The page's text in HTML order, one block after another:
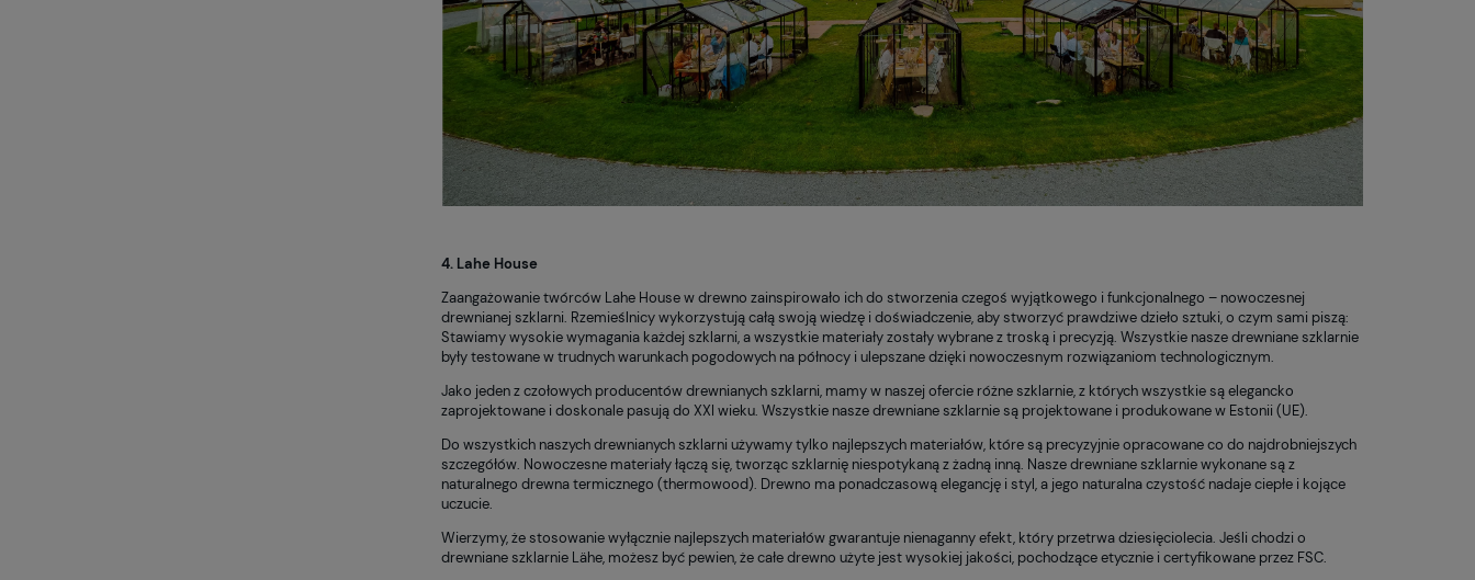
4. Lahe House
Zaangażowanie twórców Lahe House w drewno zainspirowało ich do stworzenia czegoś wyjątkowego i funkcjonalnego – nowoczesnej
drewnianej szklarni. Rzemieślnicy wykorzystują całą swoją wiedzę i doświadczenie, aby stworzyć prawdziwe dzieło sztuki, o czym sami piszą:
Stawiamy wysokie wymagania każdej szklarni, a wszystkie materiały zostały wybrane z troską i precyzją. Wszystkie nasze drewniane szklarnie
były testowane w trudnych warunkach pogodowych na północy i ulepszane dzięki nowoczesnym rozwiązaniom technologicznym.
Jako jeden z czołowych producentów drewnianych szklarni, mamy w naszej ofercie różne szklarnie, z których wszystkie są elegancko
zaprojektowane i doskonale pasują do XXI wieku. Wszystkie nasze drewniane szklarnie są projektowane i produkowane w Estonii (UE).
Do wszystkich naszych drewnianych szklarni używamy tylko najlepszych materiałów, które są precyzyjnie opracowane co do najdrobniejszych
szczegółów. Nowoczesne materiały łączą się, tworząc szklarnię niespotykaną z żadną inną. Nasze drewniane szklarnie wykonane są z
naturalnego drewna termicznego (thermowood). Drewno ma ponadczasową elegancję i styl, a jego naturalna czystość nadaje ciepłe i kojące
uczucie.
Wierzymy, że stosowanie wyłącznie najlepszych materiałów gwarantuje nienaganny efekt, który przetrwa dziesięciolecia. Jeśli chodzi o
drewniane szklarnie Lähe, możesz być pewien, że całe drewno użyte jest wysokiej jakości, pochodzące etycznie i certyfikowane przez FSC.